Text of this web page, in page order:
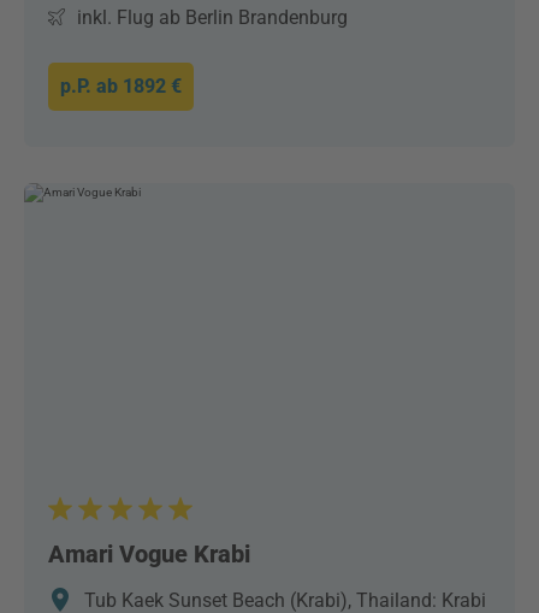
inkl. Flug ab Berlin Brandenburg
p.P. ab 1892 €
Amari Vogue Krabi
Tub Kaek Sunset Beach (Krabi), Thailand: Krabi